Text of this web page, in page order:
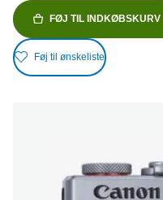
FØJ TIL INDKØBSKURV
Føj til ønskeliste